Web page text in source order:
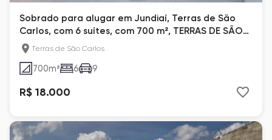
Sobrado para alugar em Jundiaí, Terras de São
Carlos, com 6 suítes, com 700 m², TERRAS DE SÃO
CARLOS
Terras de São Carlos
700m² 6 9
R$ 18.000